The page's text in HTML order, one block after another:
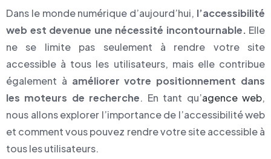
Dans le monde numérique d’aujourd’hui, l’accessibilité
web est devenue une nécessité incontournable. Elle
ne se limite pas seulement à rendre votre site
accessible à tous les utilisateurs, mais elle contribue
également à améliorer votre positionnement dans
les moteurs de recherche. En tant qu’agence web,
nous allons explorer l’importance de l’accessibilité web
et comment vous pouvez rendre votre site accessible à
tous les utilisateurs.